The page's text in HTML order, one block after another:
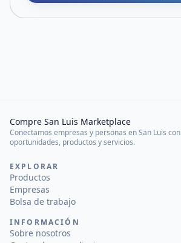
Compre San Luis Marketplace
Conectamos empresas y personas en San Luis con
oportunidades, productos y servicios.
EXPLORAR
Productos
Empresas
Bolsa de trabajo
INFORMACIÓN
Sobre nosotros